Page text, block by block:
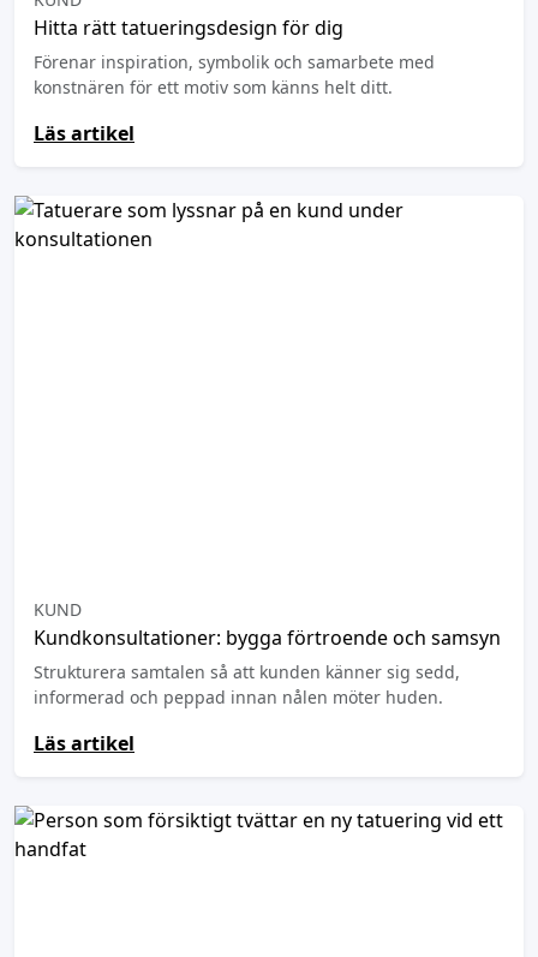
Hitta rätt tatueringsdesign för dig
Förenar inspiration, symbolik och samarbete med
konstnären för ett motiv som känns helt ditt.
Läs artikel
KUND
Kundkonsultationer: bygga förtroende och samsyn
Strukturera samtalen så att kunden känner sig sedd,
informerad och peppad innan nålen möter huden.
Läs artikel